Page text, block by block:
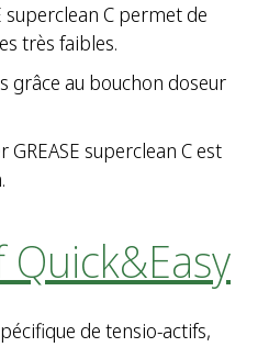
superclean C permet de
très faibles.
grâce au bouchon doseur
superclean C est
Quick&Easy
de tensio-actifs,